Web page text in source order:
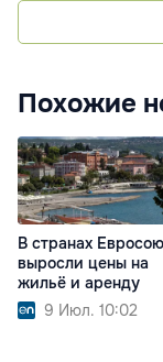
Похожие
В странах
выросли цены на
жильё и аренду
9 Июл. 10:02